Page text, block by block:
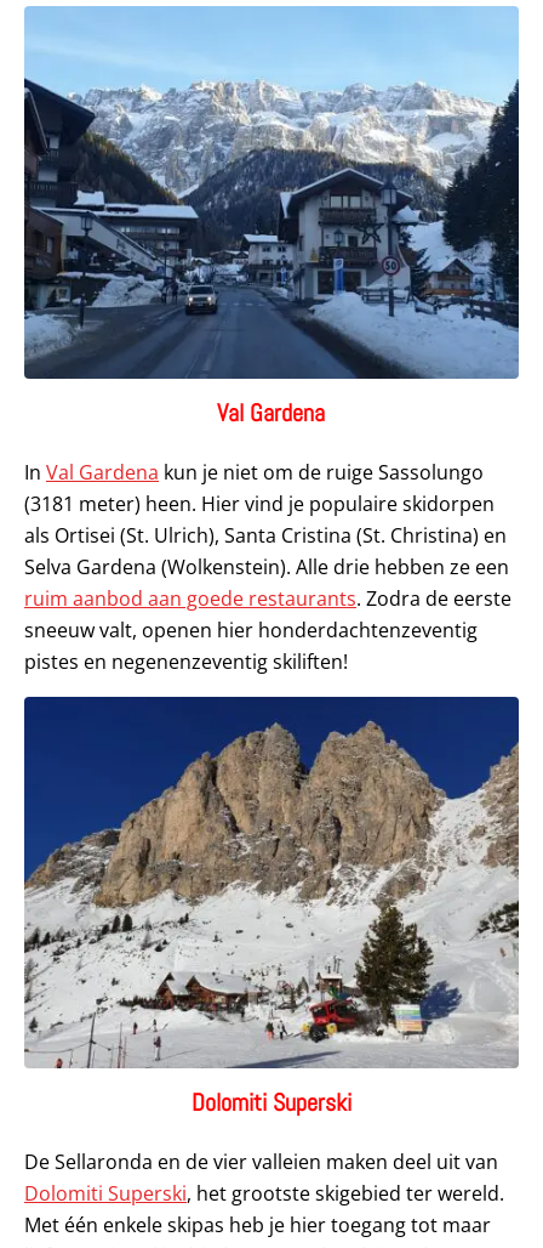
Val Gardena
In Val Gardena kun je niet om de ruige Sassolungo
(3181 meter) heen. Hier vind je populaire skidorpen
als Ortisei (St. Ulrich), Santa Cristina (St. Christina) en
Selva Gardena (Wolkenstein). Alle drie hebben ze een
ruim aanbod aan goede restaurants. Zodra de eerste
sneeuw valt, openen hier honderdachtenzeventig
pistes en negenenzeventig skiliften!
Dolomiti Superski
De Sellaronda en de vier valleien maken deel uit van
Dolomiti Superski, het grootste skigebied ter wereld.
Met één enkele skipas heb je hier toegang tot maar